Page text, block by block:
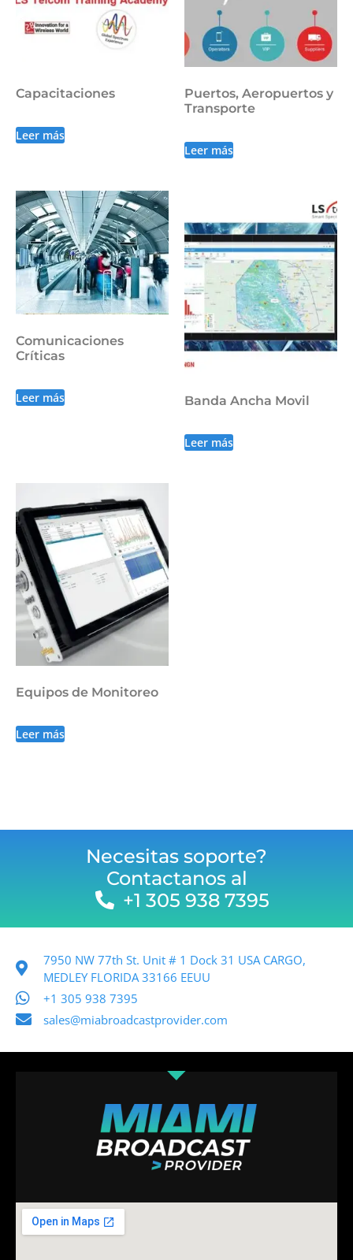
Capacitaciones
Leer más
Puertos, Aeropuertos y
Transporte
Leer más
Comunicaciones
Críticas
Leer más Banda Ancha Movil
Leer más
Equipos de Monitoreo
Leer más
Necesitas soporte?
Contactanos al
+1 305 938 7395
7950 NW 77th St. Unit # 1 Dock 31 USA CARGO,
MEDLEY FLORIDA 33166 EEUU
+1 305 938 7395
sales@miabroadcastprovider.com